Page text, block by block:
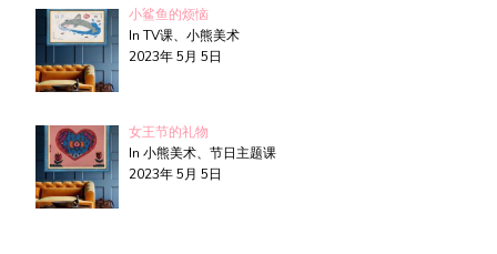
小鲨鱼的烦恼
In TV课、小熊美术
2023年 5月 5日
女王节的礼物
In 小熊美术、节日主题课
2023年 5月 5日